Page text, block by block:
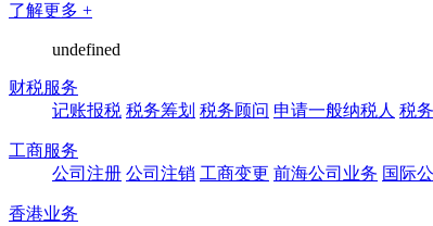
了解更多 +
undefined
财税服务
记账报税 税务筹划 税务顾问 申请一般纳税人 税
工商服务
公司注册 公司注销 工商变更 前海公司业务 国际
香港业务